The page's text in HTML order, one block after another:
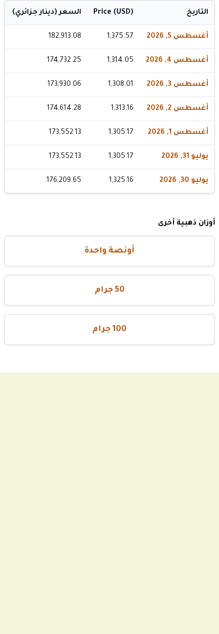
التاريخ Price (USD) السعر (دينار جزائري)
أغسطس 5, 2026 1,375.57
182,913.08
أغسطس 4, 2026 1,314.05
174,732.25
أغسطس 3, 2026 1,308.01
173,930.06
أغسطس 2, 2026 1,313.16
174,614.28
أغسطس 1, 2026 1,305.17
173,552.13
يوليو 31, 2026 1,305.17
173,552.13
يوليو 30, 2026 1,325.16
176,209.65
أوزان ذهبية أخرى
أونصة واحدة
50 جرام
100 جرام